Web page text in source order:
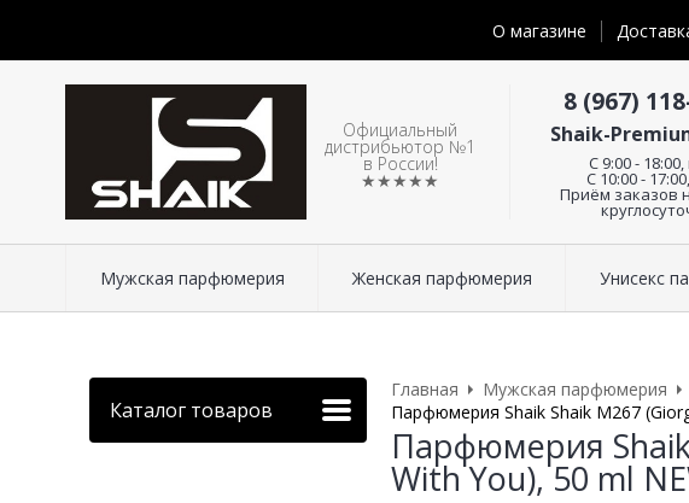
О магазине
Официальный
дистрибьютор №1
в России!
★★★★★
8 (967)
Shaik-
C 9:00 -
С 10:00 -
Приём заказов
Мужская парфюмерия Женская парфюмерия Унисекс
Каталог товаров
Главная Мужская парфюмерия
Парфюмерия Shaik Shaik M267
Парфюмерия
With You), 50 ml